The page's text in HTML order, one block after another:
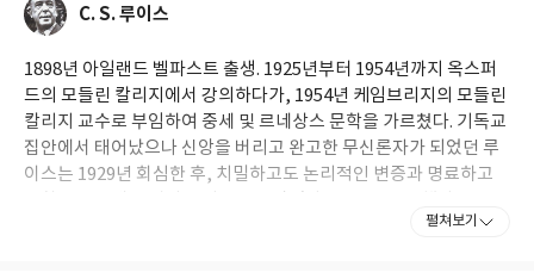
C. S. 루이스
1898년 아일랜드 벨파스트 출생. 1925년부터 1954년까지 옥스퍼
드의 모들린 칼리지에서 강의하다가, 1954년 케임브리지의 모들린
칼리지 교수로 부임하여 중세 및 르네상스 문학을 가르쳤다. 기독교
집안에서 태어났으나 신앙을 버리고 완고한 무신론자가 되었던 루
이스는 1929년 회심한 후, 치밀하고도 논리적인 변증과 명료하고
펼쳐보기